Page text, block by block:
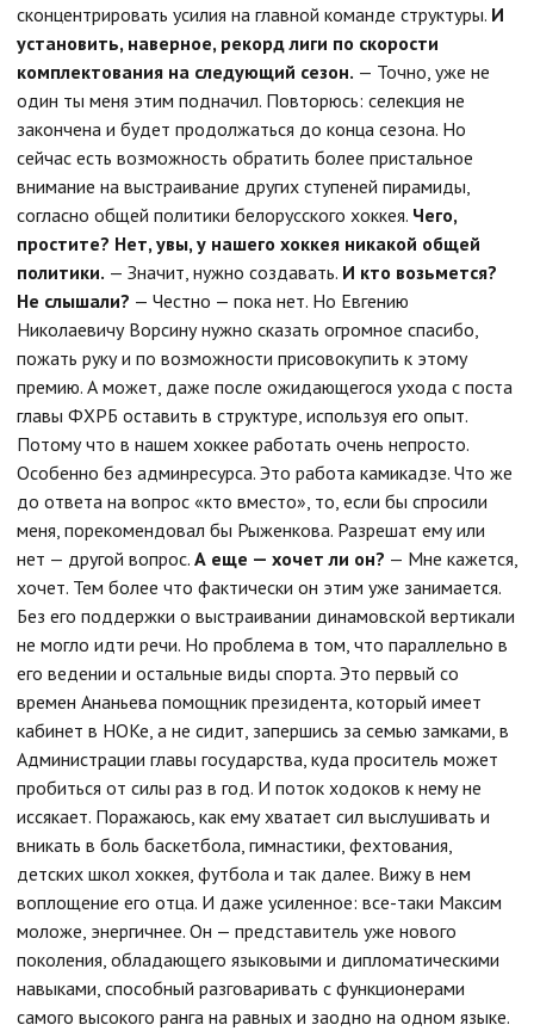
сконцентрировать усилия на главной команде структуры. И
установить, наверное, рекорд лиги по скорости
комплектования на следующий сезон. — Точно, уже не
один ты меня этим подначил. Повторюсь: селекция не
закончена и будет продолжаться до конца сезона. Но
сейчас есть возможность обратить более пристальное
внимание на выстраивание других ступеней пирамиды,
согласно общей политики белорусского хоккея. Чего,
простите? Нет, увы, у нашего хоккея никакой общей
политики. — Значит, нужно создавать. И кто возьмется?
Не слышали? — Честно — пока нет. Но Евгению
Николаевичу Ворсину нужно сказать огромное спасибо,
пожать руку и по возможности присовокупить к этому
премию. А может, даже после ожидающегося ухода с поста
главы ФХРБ оставить в структуре, используя его опыт.
Потому что в нашем хоккее работать очень непросто.
Особенно без админресурса. Это работа камикадзе. Что же
до ответа на вопрос «кто вместо», то, если бы спросили
меня, порекомендовал бы Рыженкова. Разрешат ему или
нет — другой вопрос. А еще — хочет ли он? — Мне кажется,
хочет. Тем более что фактически он этим уже занимается.
Без его поддержки о выстраивании динамовской вертикали
не могло идти речи. Но проблема в том, что параллельно в
его ведении и остальные виды спорта. Это первый со
времен Ананьева помощник президента, который имеет
кабинет в НОКе, а не сидит, запершись за семью замками, в
Администрации главы государства, куда проситель может
пробиться от силы раз в год. И поток ходоков к нему не
иссякает. Поражаюсь, как ему хватает сил выслушивать и
вникать в боль баскетбола, гимнастики, фехтования,
детских школ хоккея, футбола и так далее. Вижу в нем
воплощение его отца. И даже усиленное: все-таки Максим
моложе, энергичнее. Он — представитель уже нового
поколения, обладающего языковыми и дипломатическими
навыками, способный разговаривать с функционерами
самого высокого ранга на равных и заодно на одном языке.